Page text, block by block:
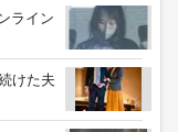
ライン
けた夫